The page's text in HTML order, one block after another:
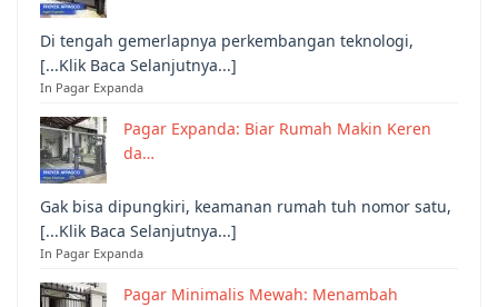
Di tengah gemerlapnya perkembangan teknologi,
[...Klik Baca Selanjutnya...]
In Pagar Expanda
Pagar Expanda: Biar Rumah Makin Keren
da…
Gak bisa dipungkiri, keamanan rumah tuh nomor satu,
[...Klik Baca Selanjutnya...]
In Pagar Expanda
Pagar Minimalis Mewah: Menambah